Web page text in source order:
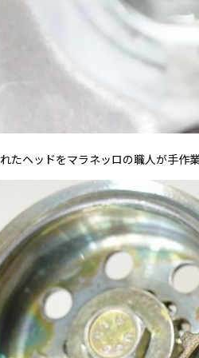
たヘッドをマラネッロの職人が手作